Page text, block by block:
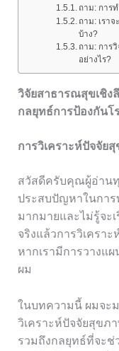
ถาม: การ
ถาม: เรา
บ้าง?
ถาม: การ
อย่างไร?
วิจัยสาธารณสุขเชิง
กลยุทธ์การป้องกัน
การวิเคราะห์ปัจจัย
สวัสดีครับคุณผู้อ่าน
ประสบปัญหาในกา
มากมายและไม่รู้จะ
จริงแล้วการวิเครา
หากเรามีการวางแ
ผม
ในบทความนี้ ผมจะ
วิเคราะห์ปัจจัยสุขภ
รวมถึงกลยุทธ์ที่จะช่